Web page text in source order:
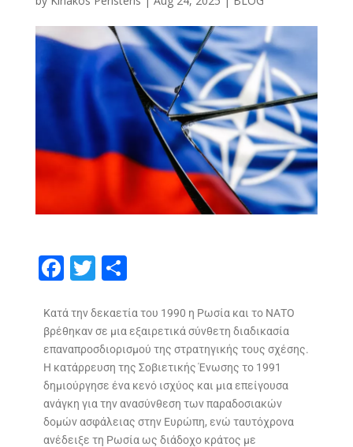
F
e
b
o
o
k
T
itt
er
S
ar
e
Κατά την δεκαετία του 1990 η Ρωσία και το ΝΑΤΟ
βρέθηκαν σε μια εξαιρετικά σύνθετη διαδικασία
επαναπροσδιορισμού της στρατηγικής τους σχέσης.
Η κατάρρευση της Σοβιετικής Ένωσης το 1991
δημιούργησε ένα κενό ισχύος και μια επείγουσα
ανάγκη για την ανασύνθεση των παραδοσιακών
δομών ασφάλειας στην Ευρώπη, ενώ ταυτόχρονα
ανέδειξε τη Ρωσία ως διάδοχο κράτος με